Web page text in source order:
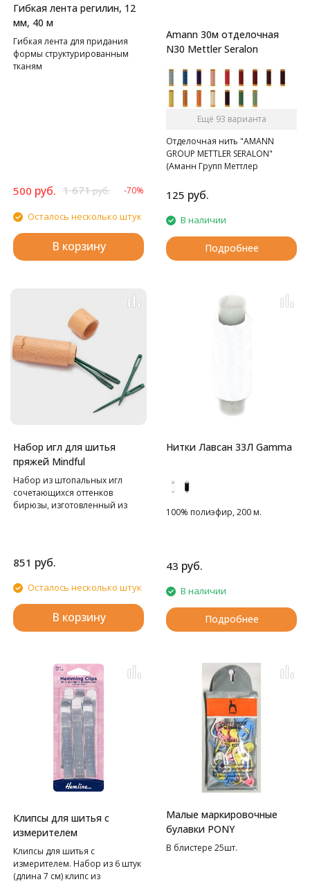
Гибкая лента регилин, 12
мм, 40 м
Гибкая лента для придания
формы структурированным
тканям
500 руб. 1 671руб. -70%
Осталось несколько штук
В корзину
Amann 30м отделочная
N30 Mettler Seralon
Ещё 93 варианта
Отделочная нить "AMANN
GROUP METTLER SERALON"
(Аманн Групп Меттлер
120 цветов.
125 руб.
В наличии
Подробнее
Набор игл для шитья
пряжей Mindful
Набор из штопальных игл
сочетающихся оттенков
бирюзы, изготовленный из
больших иглы, что покрывает
все потребности в шитье.
деревянный футляр
цилиндрической формы, на
который нанесен узор из
цветочных мотивов.
851 руб.
Осталось несколько штук
В корзину
Нитки Лавсан 33Л Gamma
100% полиэфир, 200 м.
43 руб.
В наличии
Подробнее
Клипсы для шитья с
измерителем
Клипсы для шитья с
измерителем. Набор из 6 штук
(длина 7 см) клипс из
Малые маркировочные
булавки PONY
В блистере 25шт.